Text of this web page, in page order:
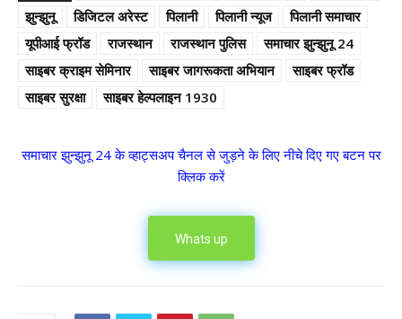
झुन्झुनू
डिजिटल अरेस्ट पिलानी पिलानी न्यूज
पिलानी समाचार
यूपीआई फ्रॉड
राजस्थान राजस्थान पुलिस
समाचार झुन्झुनू 24
साइबर क्राइम सेमिनार
साइबर जागरूकता अभियान
साइबर फ्रॉड
साइबर सुरक्षा
साइबर हेल्पलाइन 1930
समाचार झुन्झुनू 24 के व्हाट्सअप चैनल से जुड़ने के लिए नीचे दिए गए बटन पर
क्लिक करें
Whats up